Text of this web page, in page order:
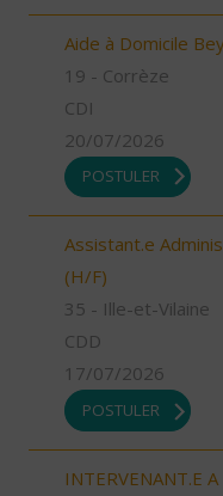
Aide à Domicile
19 - Corrèze
CDI
20/07/2026
POSTULER
Assistant.e
(H/F)
35 - Ille-et-Vilaine
CDD
17/07/2026
POSTULER
INTERVENANT.E